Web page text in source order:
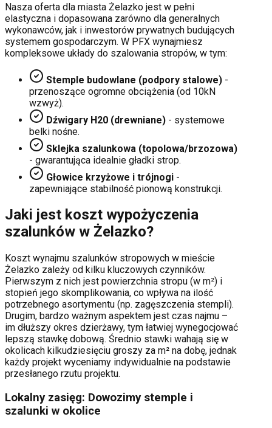
Nasza oferta dla miasta Żelazko jest w pełni
elastyczna i dopasowana zarówno dla generalnych
wykonawców, jak i inwestorów prywatnych budujących
systemem gospodarczym. W PFX wynajmiesz
kompleksowe układy do szalowania stropów, w tym:
Stemple budowlane (podpory stalowe) -
przenoszące ogromne obciążenia (od 10kN
wzwyż).
Dźwigary H20 (drewniane) - systemowe
belki nośne.
Sklejka szalunkowa (topolowa/brzozowa)
- gwarantująca idealnie gładki strop.
Głowice krzyżowe i trójnogi -
zapewniające stabilność pionową konstrukcji.
Jaki jest koszt wypożyczenia
szalunków w Żelazko?
Koszt wynajmu szalunków stropowych w mieście
Żelazko zależy od kilku kluczowych czynników.
Pierwszym z nich jest powierzchnia stropu (w m²) i
stopień jego skomplikowania, co wpływa na ilość
potrzebnego asortymentu (np. zagęszczenia stempli).
Drugim, bardzo ważnym aspektem jest czas najmu –
im dłuższy okres dzierżawy, tym łatwiej wynegocjować
lepszą stawkę dobową. Średnio stawki wahają się w
okolicach kilkudziesięciu groszy za m² na dobę, jednak
każdy projekt wyceniamy indywidualnie na podstawie
przesłanego rzutu projektu.
Lokalny zasięg: Dowozimy stemple i
szalunki w okolice